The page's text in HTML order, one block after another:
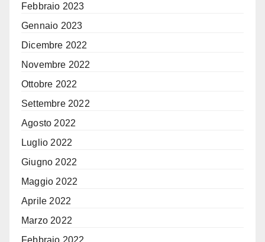
Febbraio 2023
Gennaio 2023
Dicembre 2022
Novembre 2022
Ottobre 2022
Settembre 2022
Agosto 2022
Luglio 2022
Giugno 2022
Maggio 2022
Aprile 2022
Marzo 2022
Febbraio 2022